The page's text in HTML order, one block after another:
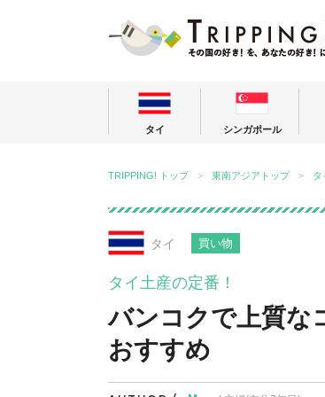
タイ シンガポール
TRIPPING! トップ 東南アジアトップ タ
タイ 買い物
タイ土産の定番！
バンコクで上質な
おすすめ